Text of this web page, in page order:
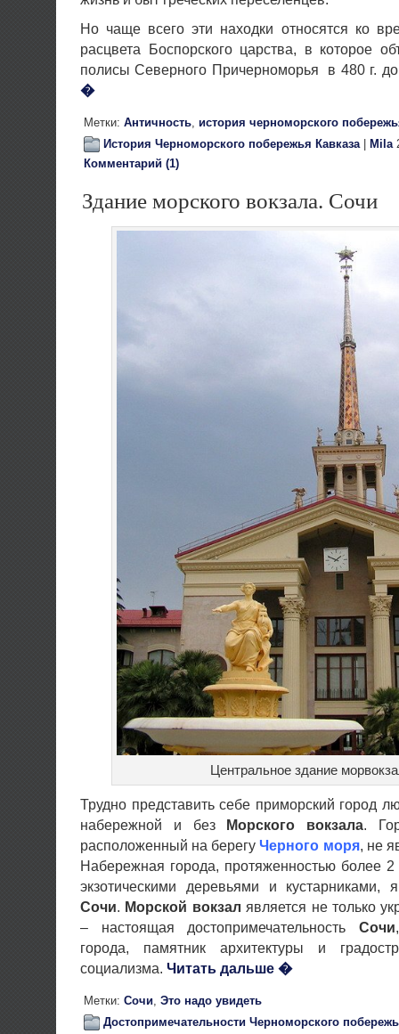
Но чаще всего эти находки относятся ко
расцвета Боспорского царства, в которое
полисы Северного Причерноморья в 480 г.
�
Метки: Античность, история черноморского
История Черноморского побережья Кавказа| Mila
Комментарий (1)
Здание морского вокзала. Сочи
Центральное здание
Трудно представить себе приморский город
набережной и без Морского вокзала.
расположенный на берегуЧерного моря, не
Набережная города, протяженностью более 2
экзотическими деревьями и кустарниками,
Сочи. Морской вокзал является не только
– настоящая достопримечательность Сочи
города, памятник архитектуры и
социализма. Читать дальше �
Метки: Сочи, Это надо увидеть
Достопримечательности Черноморского